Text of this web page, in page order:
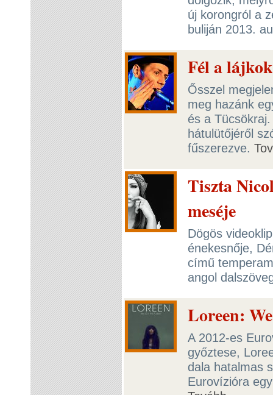
új korongról a
buliján 2013.
Fél a
Ősszel
meg hazánk
és a
hátulütőjéről
fűszerezve.
Tiszta
meséje
Dögös
énekesnője,
című
angol
Loreen:
A 2012-es
győztese,
dala hatalmas
Eurovízióra